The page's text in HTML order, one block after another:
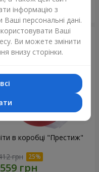
Замовити
в коробці "Престиж"
грн
інформацію з
персональні дані.
Ваші
Ви можете змінити
внизу сторінки.